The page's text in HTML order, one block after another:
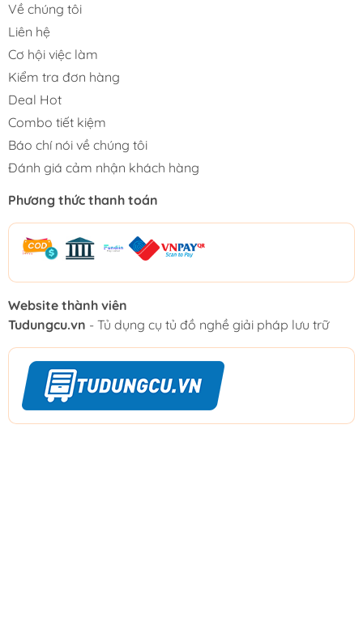
Về chúng tôi
Liên hệ
Cơ hội việc làm
Kiểm tra đơn hàng
Deal Hot
Combo tiết kiệm
Báo chí nói về chúng tôi
Đánh giá cảm nhận khách hàng
Phương thức thanh toán
Website thành viên
Tudungcu.vn - Tủ dụng cụ tủ đồ nghề giải pháp lưu trữ